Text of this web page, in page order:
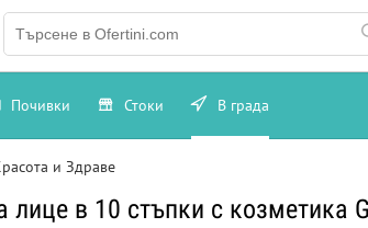
Почивки Стоки В града
и Здраве
лице в 10 стъпки с козметика